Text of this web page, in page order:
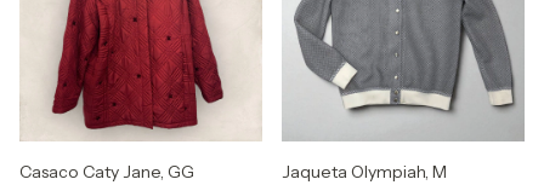
Casaco Caty Jane, GG Jaqueta Olympiah, M